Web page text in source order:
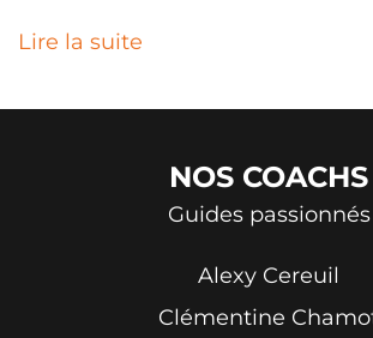
Lire la suite
NOS COACHS
Guides passionnés
Alexy Cereuil
Clémentine